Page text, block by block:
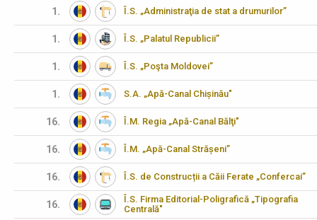
1. Î.S. „Administraţia de stat a drumurilor”
1. Î.S. „Palatul Republicii”
1. Î.S. „Poşta Moldovei”
1. S.A. „Apă-Canal Chișinău"
16. Î.M. Regia „Apă-Canal Bălţi"
16. Î.M. „Apă-Canal Strășeni”
16. Î.S. de Construcții a Căii Ferate „Confercai”
16.
Î.S. Firma Editorial-Poligrafică „Tipografia
Centrală"